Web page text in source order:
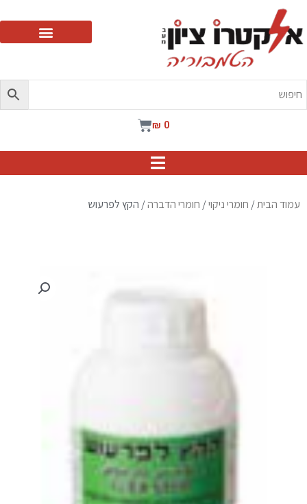
₪ 0
עגלת
עמוד הבית/ חומרי ניקוי/ חומרי הדברה/ הקץ לפרעוש